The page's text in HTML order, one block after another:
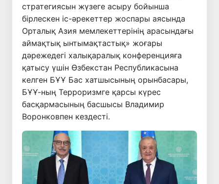
стратегиясын жүзеге асыру бойынша
бірлескен іс-әрекеттер жоспары аясында
Орталық Азия мемлекеттерінің арасындағы
аймақтық ынтымақтастық» жоғары
дәрежедегі халықаралық конференцияға
қатысу үшін Өзбекстан Республикасына
келген БҰҰ Бас хатшысының орынбасары,
БҰҰ-ның Терроризмге қарсы күрес
басқармасының басшысы Владимир
Воронковпен кездесті.